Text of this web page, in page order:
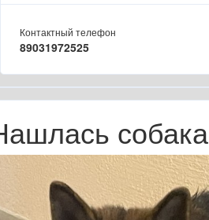
Контактный телефон
89031972525
собака